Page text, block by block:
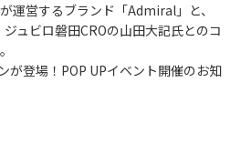
運営するブランド「Admiral」と、
ュビロ磐田CROの山田大記氏とのコ
登場！POP UPイベント開催のお知